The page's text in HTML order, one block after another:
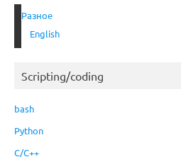
Разное
English
Scripting/coding
bash
Python
C/C++